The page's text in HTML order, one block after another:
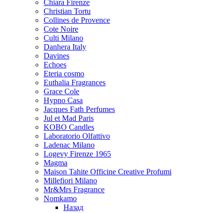
Chiara Firenze
Christian Tortu
Collines de Provence
Cote Noire
Culti Milano
Danhera Italy
Davines
Echoes
Eteria cosmo
Euthalia Fragrances
Grace Cole
Hypno Casa
Jacques Fath Perfumes
Jul et Mad Paris
KOBO Candles
Laboratorio Olfattivo
Ladenac Milano
Logevy Firenze 1965
Magma
Maison Tahite Officine Creative Profumi
Millefiori Milano
Mr&Mrs Fragrance
Nomkamo
Назад